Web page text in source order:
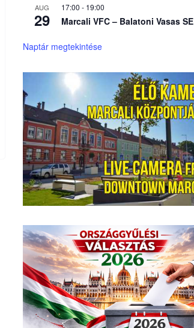
AUG
29
17:00 - 19:00
Marcali VFC – Balatoni Vasas SE
Naptár megtekintése